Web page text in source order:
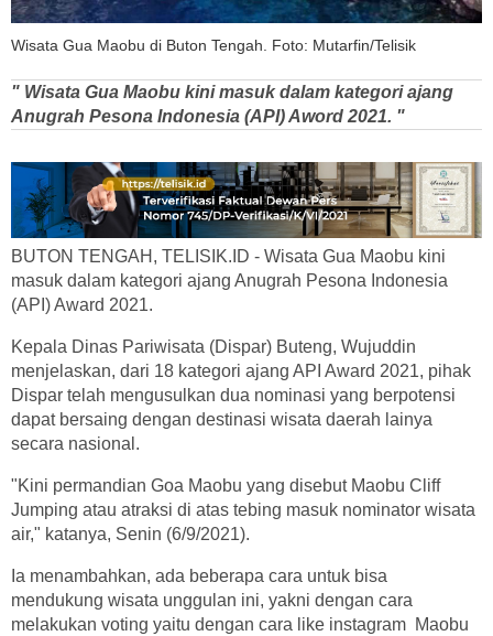
Wisata Gua Maobu di Buton Tengah. Foto: Mutarfin/Telisik
" Wisata Gua Maobu kini masuk dalam kategori ajang
Anugrah Pesona Indonesia (API) Aword 2021. "
BUTON TENGAH, TELISIK.ID - Wisata Gua Maobu kini
masuk dalam kategori ajang Anugrah Pesona Indonesia
(API) Award 2021.
Kepala Dinas Pariwisata (Dispar) Buteng, Wujuddin
menjelaskan, dari 18 kategori ajang API Award 2021, pihak
Dispar telah mengusulkan dua nominasi yang berpotensi
dapat bersaing dengan destinasi wisata daerah lainya
secara nasional.
"Kini permandian Goa Maobu yang disebut Maobu Cliff
Jumping atau atraksi di atas tebing masuk nominator wisata
air," katanya, Senin (6/9/2021).
Ia menambahkan, ada beberapa cara untuk bisa
mendukung wisata unggulan ini, yakni dengan cara
melakukan voting yaitu dengan cara like instagram Maobu